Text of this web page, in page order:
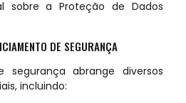
sobre a Proteção de Dados
DE SEGURANÇA
segurança abrange diversos
incluindo: